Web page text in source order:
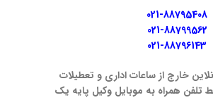
021-88795408
021-88799562
021-88796143
خارج از ساعات اداری و تعطیلات
تلفن همراه به موبایل وکیل پایه یک